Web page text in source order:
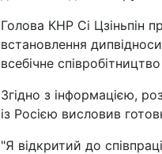
Голова КНР Сі Цзіньпін
встановлення
всебічне
Згідно з інформацією,
із Росією висловив
"Я відкритий до